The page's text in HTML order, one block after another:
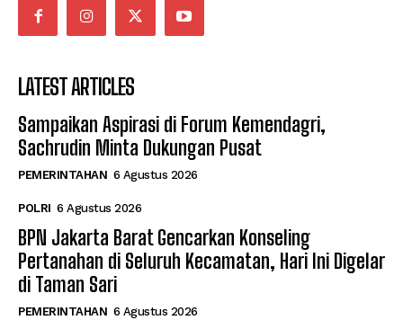
LATEST ARTICLES
Sampaikan Aspirasi di Forum Kemendagri,
Sachrudin Minta Dukungan Pusat
PEMERINTAHAN 6 Agustus 2026
POLRI 6 Agustus 2026
BPN Jakarta Barat Gencarkan Konseling
Pertanahan di Seluruh Kecamatan, Hari Ini Digelar
di Taman Sari
PEMERINTAHAN 6 Agustus 2026